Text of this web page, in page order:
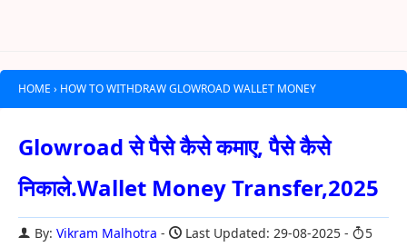
HOME › HOW TO WITHDRAW GLOWROAD WALLET MONEY
Glowroad से पैसे कैसे कमाए, पैसे कैसे
निकाले.Wallet Money Transfer,2025
By: Vikram Malhotra Last Updated: 29-08-2025
5